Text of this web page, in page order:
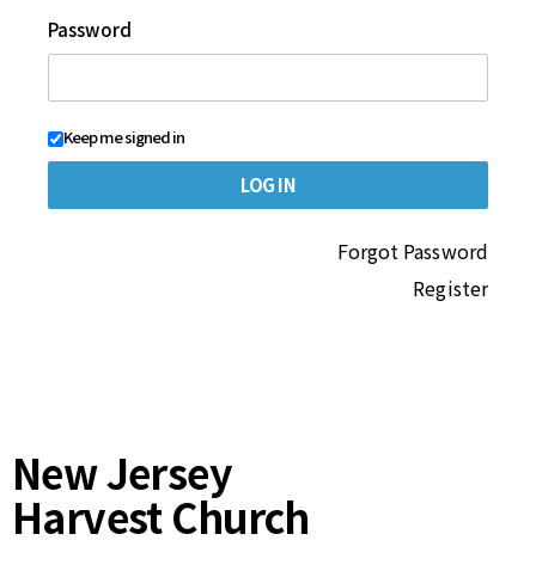
Password
Keep me signed in
Forgot Password
Register
New Jersey
Harvest Church